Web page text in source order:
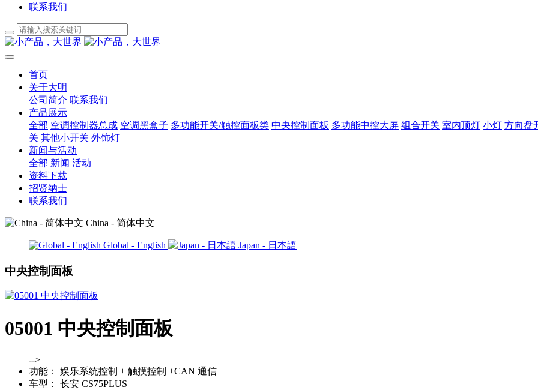
联系我们
首页
关于大明
公司简介 联系我们
产品展示
全部 空调控制器总成 空调黑盒子 多功能开关/触控面板类 中央控制面板 多功能中控大屏 组合开关 室内顶灯 小灯 方向盘
关 其他小开关 外饰灯
新闻与活动
全部 新闻 活动
资料下载
招贤纳士
联系我们
China - 简体中文
Global - English Japan - 日本語
中央控制面板
05001 中央控制面板
-->
功能：
娱乐系统控制 + 触摸控制 +CAN 通信
车型：
长安 CS75PLUS